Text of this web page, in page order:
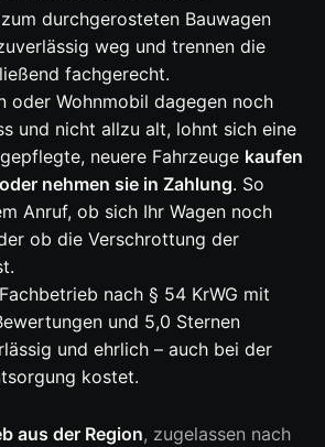
durchgerosteten Bauwagen
weg und trennen die
fachgerecht.
oder Wohnmobil dagegen noch
und nicht allzu alt, lohnt sich eine
neuere Fahrzeuge kaufen
nehmen sie in Zahlung. So
Anruf, ob sich Ihr Wagen noch
ob die Verschrottung der
nach § 54 KrWG mit
und 5,0 Sternen
und ehrlich – auch bei der
kostet.
aus der Region, zugelassen nach